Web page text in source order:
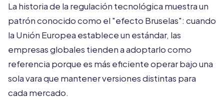
La historia de la regulación tecnológica muestra un
patrón conocido como el "efecto Bruselas": cuando
la Unión Europea establece un estándar, las
empresas globales tienden a adoptarlo como
referencia porque es más eficiente operar bajo una
sola vara que mantener versiones distintas para
cada mercado.